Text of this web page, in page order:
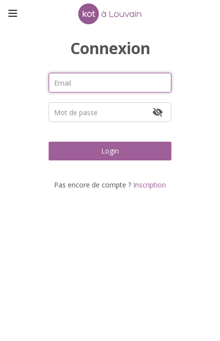
Connexion
Login
Pas encore de compte ? Inscription